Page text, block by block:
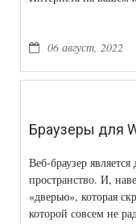
06 август, 2022
Браузеры для
Веб-браузер
пространство. И,
«дверью», которая
которой совсем не